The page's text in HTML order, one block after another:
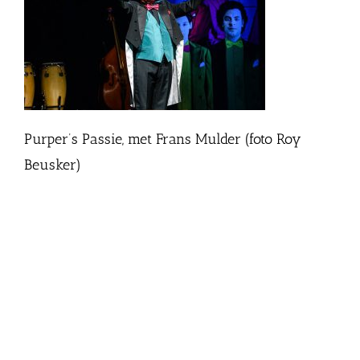
Purper’s Passie, met Frans Mulder (foto Roy
Beusker)